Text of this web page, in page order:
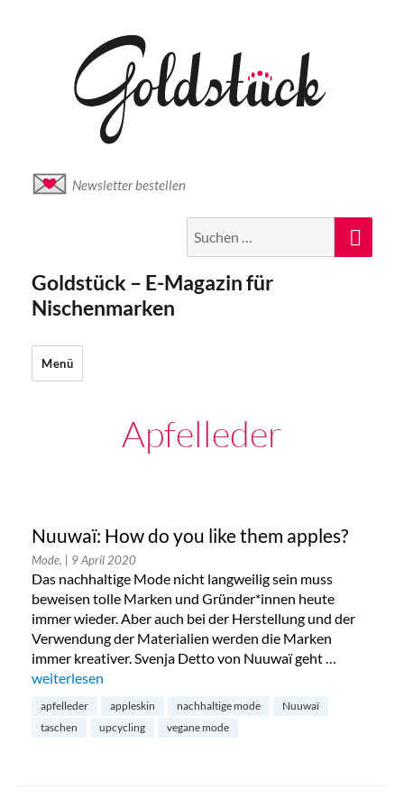
Newsletter bestellen
nach:
Goldstück – E-Magazin für
Nischenmarken
Menü
Apfelleder
Nuuwaï: How do you like them apples?
Mode, | 9 April 2020
Das nachhaltige Mode nicht langweilig sein muss
beweisen tolle Marken und Gründer*innen heute
immer wieder. Aber auch bei der Herstellung und der
Verwendung der Materialien werden die Marken
immer kreativer. Svenja Detto von Nuuwaï geht …
„Nuuwaï: How do you like them apples?“
weiterlesen
apfelleder appleskin nachhaltige mode
Nuuwaï
taschen
upcycling vegane mode